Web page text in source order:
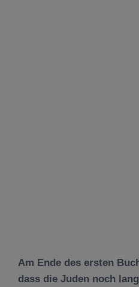
Am Ende des ersten
dass die Juden noch